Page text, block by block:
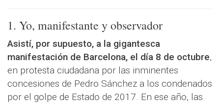
1. Yo, manifestante y observador
Asistí, por supuesto, a la gigantesca
manifestación de Barcelona, el día 8 de octubre,
en protesta ciudadana por las inminentes
concesiones de Pedro Sánchez a los condenados
por el golpe de Estado de 2017. En ese año, las